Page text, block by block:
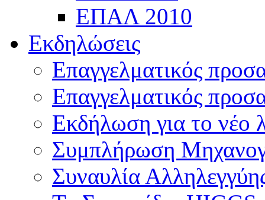
ΕΠΑΛ 2010
Εκδηλώσεις
Επαγγελματικός
Επαγγελματικός
Εκδήλωση για το νέο
Συμπλήρωση
Συναυλία